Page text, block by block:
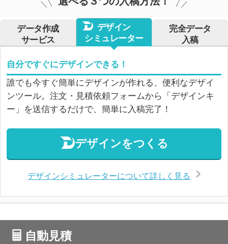
データ作成
サービス
デザイン
シミュレーター
完全データ
入稿
自分ですぐにデザインできる！
誰でも今すぐ簡単にデザインが作れる、便利なデザイ
ンツール。注文・見積依頼フォームから「デザインキ
ー」を送信するだけで、簡単に入稿完了！
デザインをつくる
デザインシミュレーターについて詳しく見る
自動見積